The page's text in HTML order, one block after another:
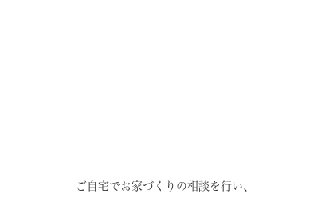
ご自宅でお家づくりの相談を行い、